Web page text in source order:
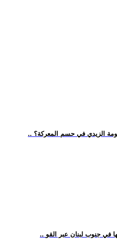
الزيدي في حسم المعركة؟
في جنوب لبنان عبر القو